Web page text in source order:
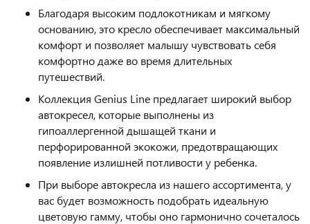
Благодаря высоким подлокотникам и мягкому
основанию, это кресло обеспечивает максимальный
комфорт и позволяет малышу чувствовать себя
комфортно даже во время длительных
путешествий.
Коллекция Genius Line предлагает широкий выбор
автокресел, которые выполнены из
гипоаллергенной дышащей ткани и
перфорированной экокожи, предотвращающих
появление излишней потливости у ребенка.
При выборе автокресла из нашего ассортимента, у
вас будет возможность подобрать идеальную
цветовую гамму, чтобы оно гармонично сочеталось